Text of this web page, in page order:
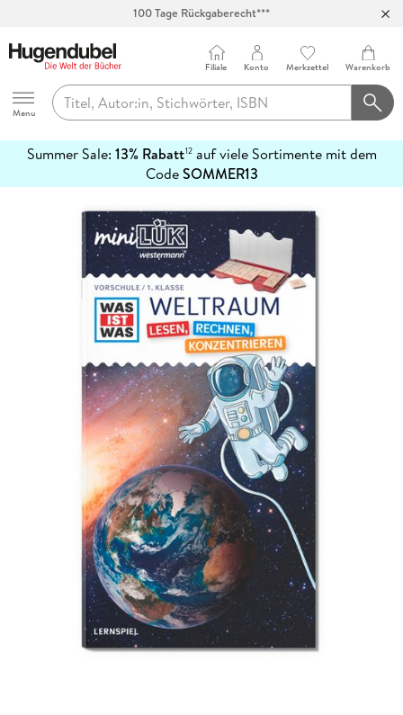
100 Tage Rückgaberecht***
Hugendubel
Menu
Filiale Konto Merkzettel Warenkorb
Summer Sale: 13% Rabatt12auf viele Sortimente mit dem
CodeSOMMER13
erfahren